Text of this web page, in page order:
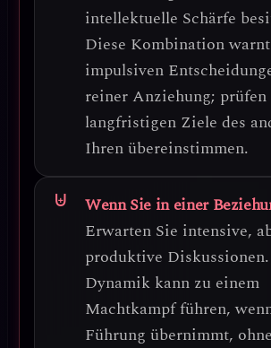
intellektuelle Schärfe
Diese Kombination
impulsiven
reiner Anziehung; prüfen
langfristigen Ziele des
Ihren übereinstimmen.
Wenn Sie in einer
Erwarten Sie intensive,
produktive
Dynamik kann zu einem
Machtkampf führen,
Führung übernimmt,